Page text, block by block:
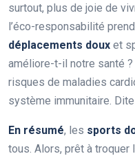
surtout, plus de joie de
l’éco-responsabilité
déplacements doux et
améliore-t-il notre santé
risques de maladies
système immunitaire.
En résumé, les sports
tous. Alors, prêt à troquer